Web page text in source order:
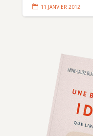
 11 JANVIER 2012